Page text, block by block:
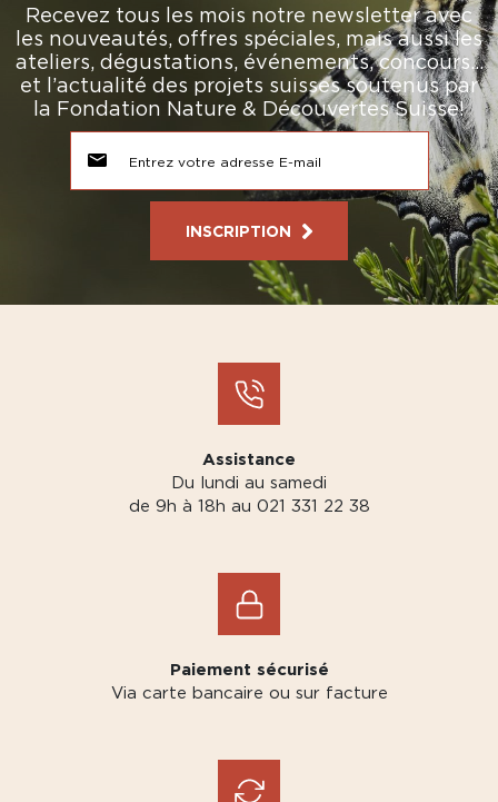
Recevez tous les mois notre newsletter avec
les nouveautés, offres spéciales, mais aussi les
ateliers, dégustations, événements, concours…
et l’actualité des projets suisses soutenus par
la Fondation Nature & Découvertes Suisse!
INSCRIPTION
Assistance
Du lundi au samedi
de 9h à 18h au 021 331 22 38
Paiement sécurisé
Via carte bancaire ou sur facture